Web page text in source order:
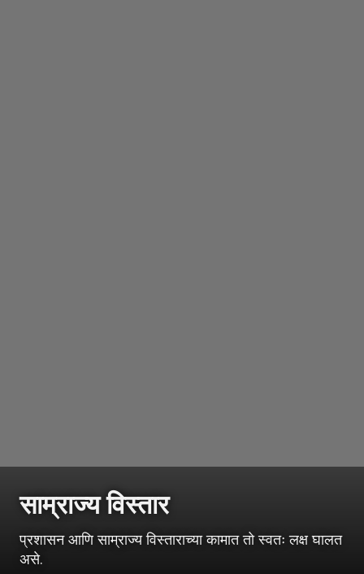
साम्राज्य विस्तार
प्रशासन आणि साम्राज्य विस्ताराच्या कामात तो स्वतः लक्ष घालत
असे.